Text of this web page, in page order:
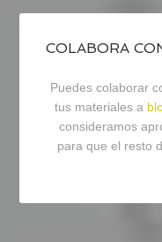
COLABORA
Puedes colaborar
tus materiales a
consideramos
para que el resto